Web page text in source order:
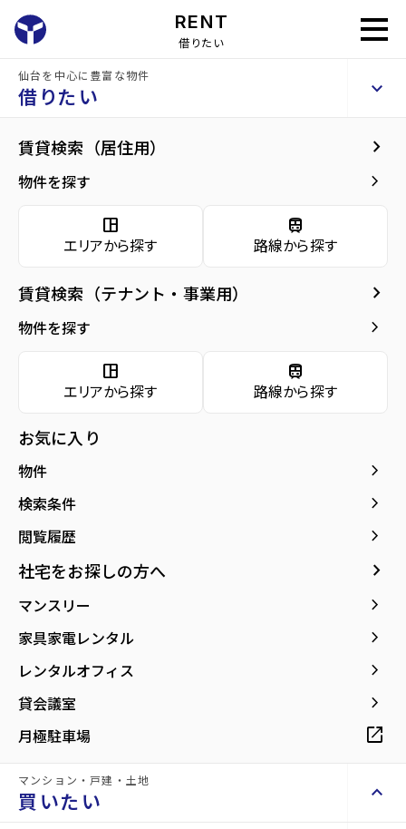
RENT
借りたい
仙台を中心に豊富な物件
借りたい keyboard_arrow_up
賃貸検索（居住用） keyboard_arrow_right
物件を探す keyboard_arrow_right
space_dashboard
エリアから探す
train
路線から探す
賃貸検索（テナント・事業用） keyboard_arrow_right
物件を探す keyboard_arrow_right
space_dashboard
エリアから探す
train
路線から探す
お気に入り
物件 keyboard_arrow_right
検索条件 keyboard_arrow_right
閲覧履歴 keyboard_arrow_right
社宅をお探しの方へ keyboard_arrow_right
マンスリー keyboard_arrow_right
家具家電レンタル keyboard_arrow_right
レンタルオフィス keyboard_arrow_right
貸会議室 keyboard_arrow_right
月極駐車場 open_in_new
マンション・戸建・土地
買いたい keyboard_arrow_up
賃貸マンション VIP仙台二日町
建物概要
現在募集中の物件arrow_forward
arrow_forward
地図・周辺環境 arrow_forward
VIP仙台二日町 7階
管理費・共益費
間取り
7階／9階建て
アクセス
仙台市地下鉄南北線/勾当台公園駅 徒歩4分
所在地 宮城県仙台市青葉区二日町
築年月 1987年01月
所が徒歩2分の好立地】